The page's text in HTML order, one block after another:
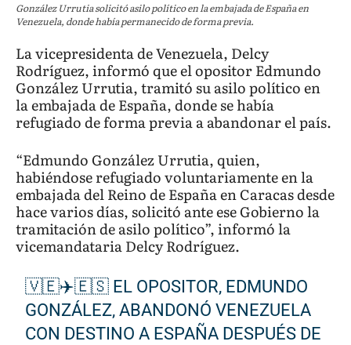
González Urrutia solicitó asilo político en la embajada de España en
Venezuela, donde había permanecido de forma previa.
La vicepresidenta de Venezuela, Delcy
Rodríguez, informó que el opositor Edmundo
González Urrutia, tramitó su asilo político en
la embajada de España, donde se había
refugiado de forma previa a abandonar el país.
“Edmundo González Urrutia, quien,
habiéndose refugiado voluntariamente en la
embajada del Reino de España en Caracas desde
hace varios días, solicitó ante ese Gobierno la
tramitación de asilo político”, informó la
vicemandataria Delcy Rodríguez.
🇻🇪✈️🇪🇸 EL OPOSITOR, EDMUNDO
GONZÁLEZ, ABANDONÓ VENEZUELA
CON DESTINO A ESPAÑA DESPUÉS DE